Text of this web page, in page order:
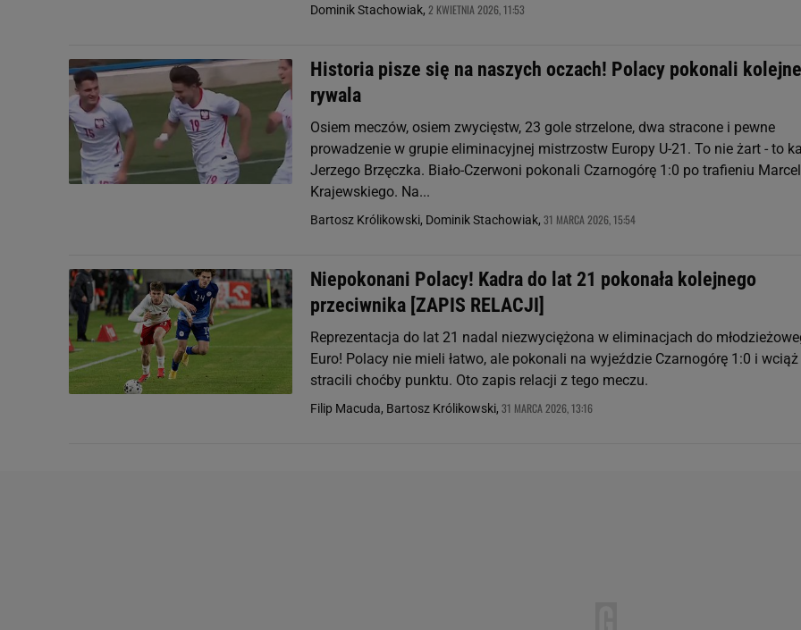
Dominik Stachowiak, 2 KWIETNIA 2026, 11:53
Historia pisze się na naszych oczach! Polacy pokonali
rywala
Osiem meczów, osiem zwycięstw, 23 gole strzelone, dwa stracone i pewne
prowadzenie w grupie eliminacyjnej mistrzostw Europy U-21. To nie żart - to
Jerzego Brzęczka. Biało-Czerwoni pokonali Czarnogórę 1:0 po trafieniu
Krajewskiego. Na...
Bartosz Królikowski, Dominik Stachowiak, 31 MARCA 2026, 15:54
Niepokonani Polacy! Kadra do lat 21 pokonała kolejnego
przeciwnika [ZAPIS RELACJI]
Reprezentacja do lat 21 nadal niezwyciężona w eliminacjach do
Euro! Polacy nie mieli łatwo, ale pokonali na wyjeździe Czarnogórę 1:0 i
stracili choćby punktu. Oto zapis relacji z tego meczu.
Filip Macuda, Bartosz Królikowski, 31 MARCA 2026, 13:16